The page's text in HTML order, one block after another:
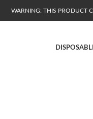
WARNING: THIS PRODUCT